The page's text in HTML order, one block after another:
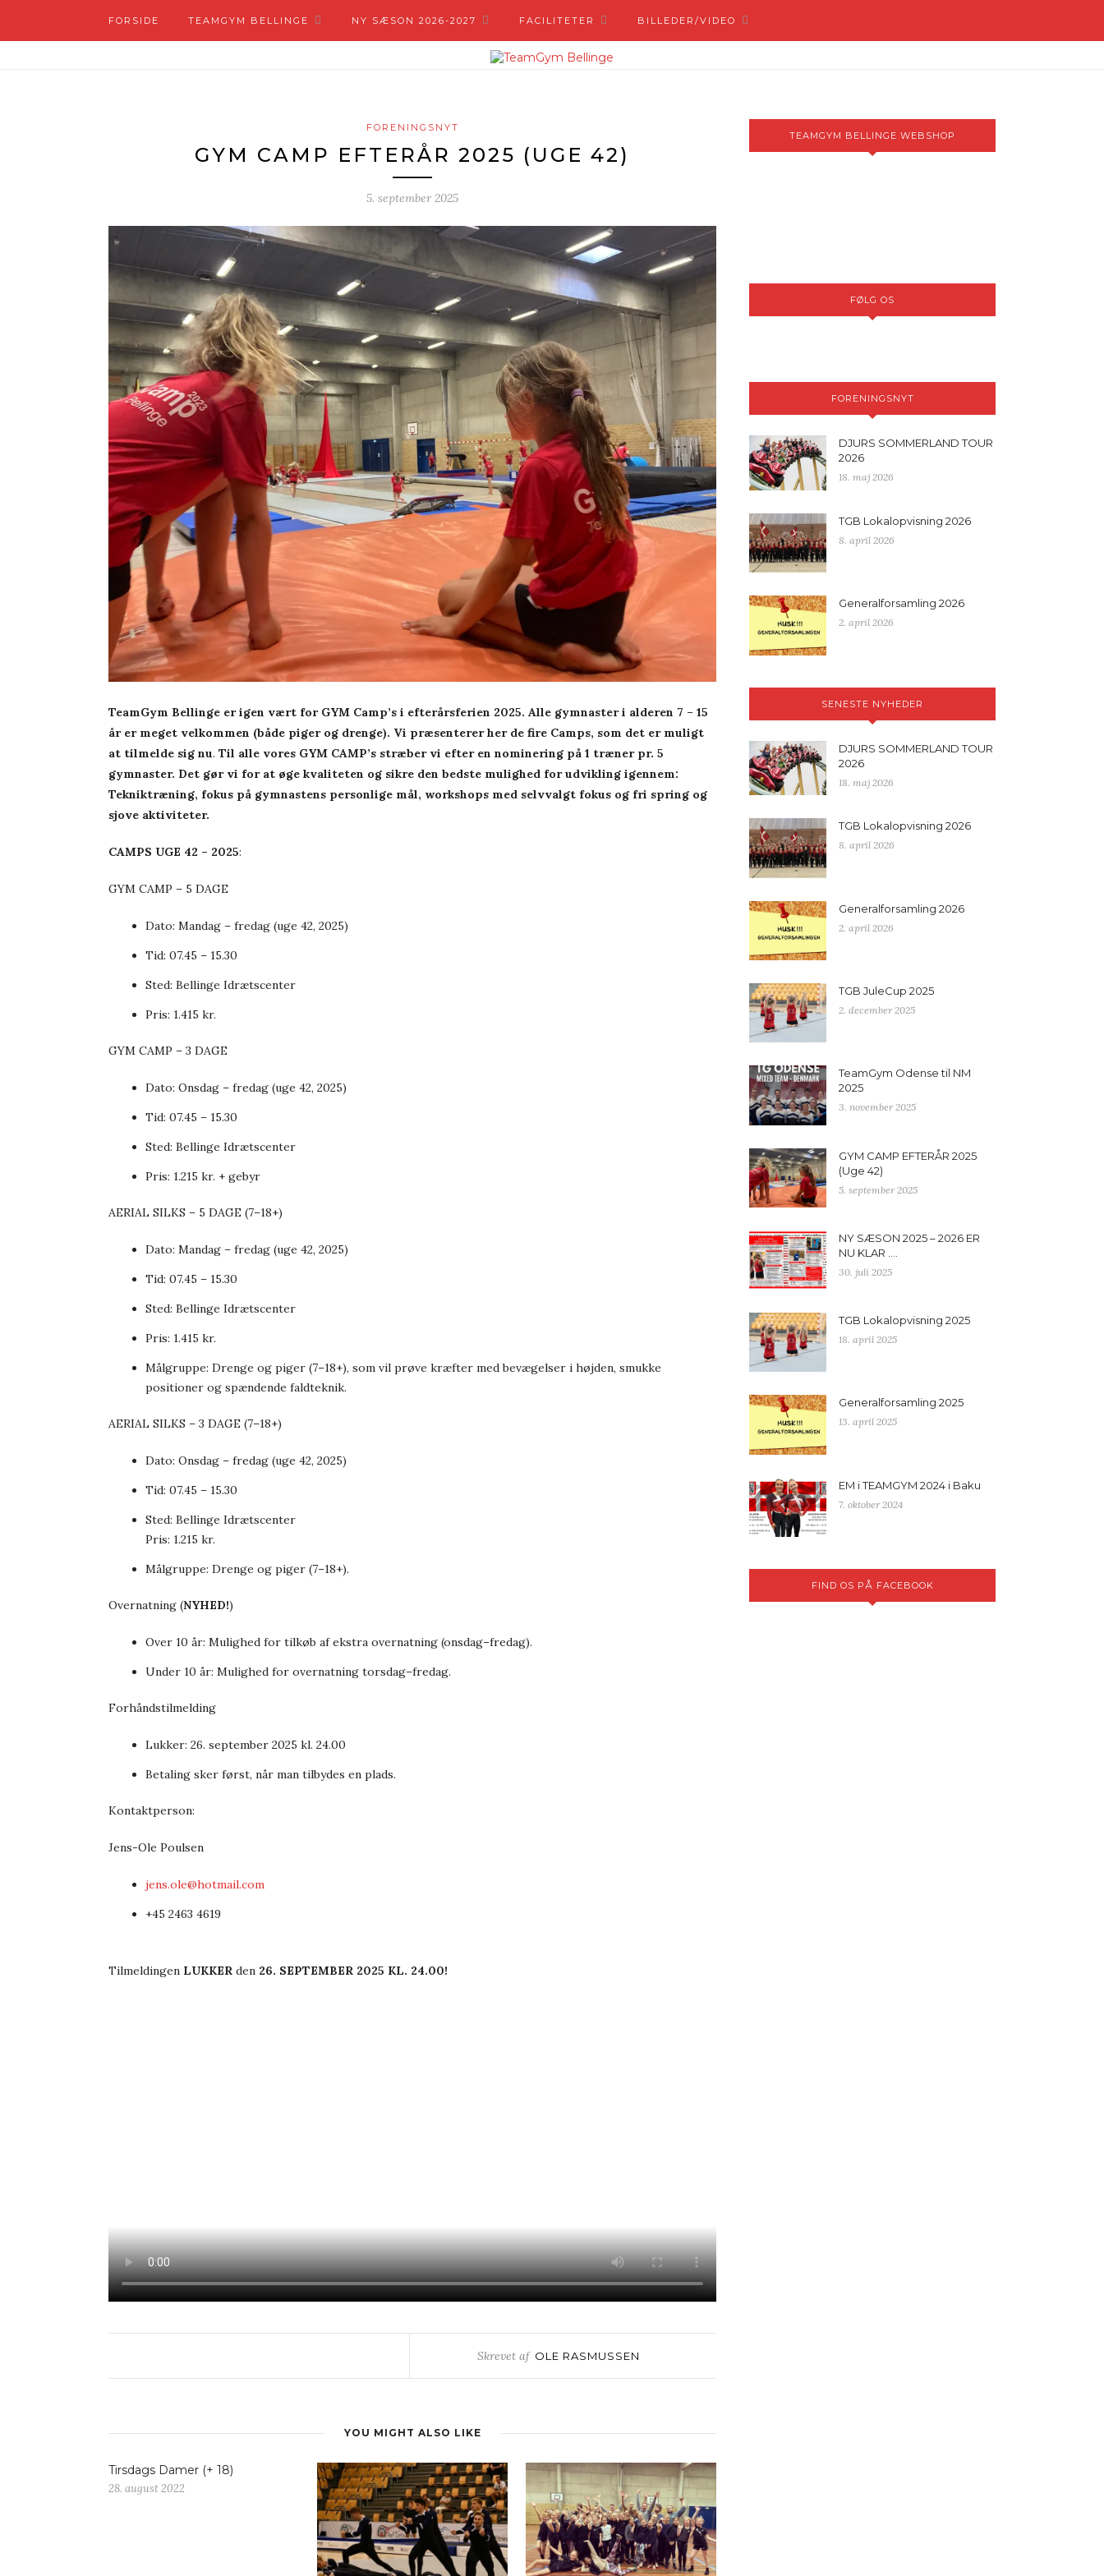
FORSIDE TEAMGYM BELLINGE NY SÆSON 2026-2027 FACILITETER BILLEDER/VIDEO
FORENINGSNYT
GYM CAMP EFTERÅR 2025 (UGE 42)
5. september 2025
TeamGym Bellinge er igen vært for GYM Camp’s i efterårsferien 2025. Alle gymnaster i alderen 7 – 15
år er meget velkommen (både piger og drenge). Vi præsenterer her de fire Camps, som det er muligt
at tilmelde sig nu. Til alle vores GYM CAMP’s stræber vi efter en nominering på 1 træner pr. 5
gymnaster. Det gør vi for at øge kvaliteten og sikre den bedste mulighed for udvikling igennem:
Tekniktræning, fokus på gymnastens personlige mål, workshops med selvvalgt fokus og fri spring og
sjove aktiviteter.
CAMPS UGE 42 – 2025:
GYM CAMP – 5 DAGE
Dato: Mandag – fredag (uge 42, 2025)
Tid: 07.45 – 15.30
Sted: Bellinge Idrætscenter
Pris: 1.415 kr.
GYM CAMP – 3 DAGE
Dato: Onsdag – fredag (uge 42, 2025)
Tid: 07.45 – 15.30
Sted: Bellinge Idrætscenter
Pris: 1.215 kr. + gebyr
AERIAL SILKS – 5 DAGE (7–18+)
Dato: Mandag – fredag (uge 42, 2025)
Tid: 07.45 – 15.30
Sted: Bellinge Idrætscenter
Pris: 1.415 kr.
Målgruppe: Drenge og piger (7–18+), som vil prøve kræfter med bevægelser i højden, smukke
positioner og spændende faldteknik.
AERIAL SILKS – 3 DAGE (7–18+)
Dato: Onsdag – fredag (uge 42, 2025)
Tid: 07.45 – 15.30
Sted: Bellinge Idrætscenter
Pris: 1.215 kr.
Målgruppe: Drenge og piger (7–18+).
Overnatning (NYHED!)
Over 10 år: Mulighed for tilkøb af ekstra overnatning (onsdag–fredag).
Under 10 år: Mulighed for overnatning torsdag–fredag.
Forhåndstilmelding
Lukker: 26. september 2025 kl. 24.00
Betaling sker først, når man tilbydes en plads.
Kontaktperson:
Jens-Ole Poulsen
jens.ole@hotmail.com
+45 2463 4619
Tilmeldingen LUKKER den 26. SEPTEMBER 2025 KL. 24.00!
Skrevet af OLE RASMUSSEN
YOU MIGHT ALSO LIKE
Tirsdags Damer (+ 18)
28. august 2022
TEAMGYM BELLINGE WEBSHOP
FØLG OS
FORENINGSNYT
DJURS SOMMERLAND TOUR
2026
18. maj 2026
TGB Lokalopvisning 2026
8. april 2026
Generalforsamling 2026
2. april 2026
SENESTE NYHEDER
DJURS SOMMERLAND TOUR
2026
18. maj 2026
TGB Lokalopvisning 2026
8. april 2026
Generalforsamling 2026
2. april 2026
TGB JuleCup 2025
2. december 2025
TeamGym Odense til NM
2025
3. november 2025
GYM CAMP EFTERÅR 2025
(Uge 42)
5. september 2025
NY SÆSON 2025 – 2026 ER
NU KLAR ….
30. juli 2025
TGB Lokalopvisning 2025
18. april 2025
Generalforsamling 2025
13. april 2025
EM i TEAMGYM 2024 i Baku
7. oktober 2024
FIND OS PÅ FACEBOOK